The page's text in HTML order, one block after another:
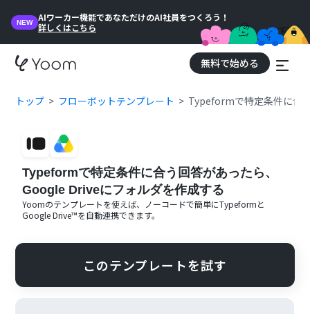
NEW
AIワーカー機能であなただけのAI社員をつくろう！
詳しくはこちら
無料で始める
トップ フローボットテンプレート Typeformで特定条件に合
Typeformで特定条件に合う回答があったら、
Google Driveにフォルダを作成する
Yoomのテンプレートを使えば、ノーコードで簡単にTypeformと
Google Drive™を自動連携できます。
このテンプレートを試す